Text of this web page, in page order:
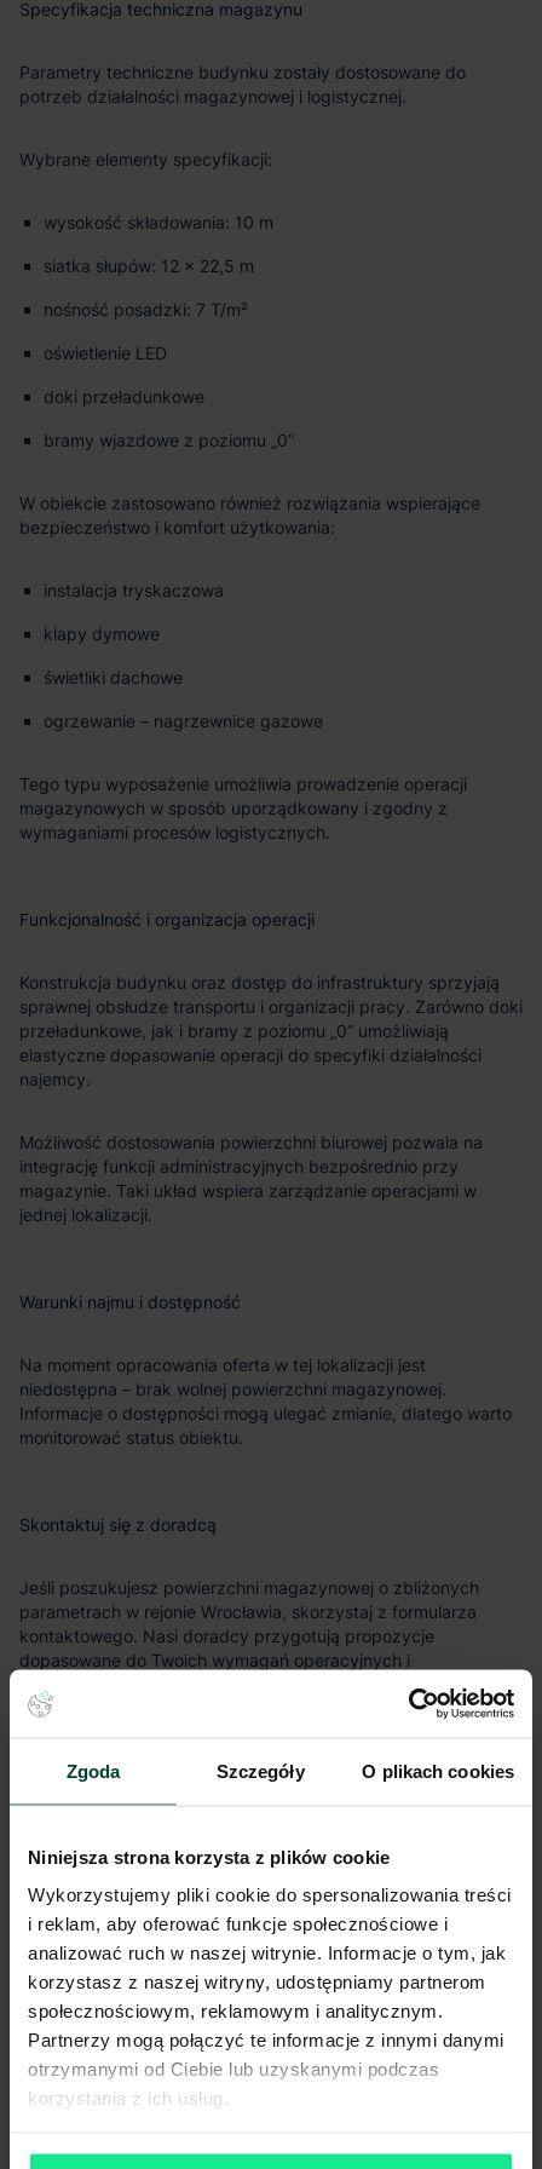
Zgoda Szczegóły O plikach cookies
Niniejsza strona korzysta z plików cookie
Wykorzystujemy pliki cookie do spersonalizowania treści
i reklam, aby oferować funkcje społecznościowe i
analizować ruch w naszej witrynie. Informacje o tym, jak
korzystasz z naszej witryny, udostępniamy partnerom
społecznościowym, reklamowym i analitycznym.
Partnerzy mogą połączyć te informacje z innymi danymi
otrzymanymi od Ciebie lub uzyskanymi podczas
korzystania z ich usług.
Specyfikacja techniczna magazynu
Parametry techniczne budynku zostały dostosowane do
potrzeb działalności magazynowej i logistycznej.
Wybrane elementy specyfikacji:
wysokość składowania: 10 m
siatka słupów: 12 x 22,5 m
nośność posadzki: 7 T/m²
oświetlenie LED
doki przeładunkowe
bramy wjazdowe z poziomu „0”
W obiekcie zastosowano również rozwiązania wspierające
bezpieczeństwo i komfort użytkowania:
instalacja tryskaczowa
klapy dymowe
świetliki dachowe
ogrzewanie – nagrzewnice gazowe
Tego typu wyposażenie umożliwia prowadzenie operacji
magazynowych w sposób uporządkowany i zgodny z
wymaganiami procesów logistycznych.
Funkcjonalność i organizacja operacji
Konstrukcja budynku oraz dostęp do infrastruktury sprzyjają
sprawnej obsłudze transportu i organizacji pracy. Zarówno doki
przeładunkowe, jak i bramy z poziomu „0” umożliwiają
elastyczne dopasowanie operacji do specyfiki działalności
najemcy.
Możliwość dostosowania powierzchni biurowej pozwala na
integrację funkcji administracyjnych bezpośrednio przy
magazynie. Taki układ wspiera zarządzanie operacjami w
jednej lokalizacji.
Warunki najmu i dostępność
Na moment opracowania oferta w tej lokalizacji jest
niedostępna – brak wolnej powierzchni magazynowej.
Informacje o dostępności mogą ulegać zmianie, dlatego warto
monitorować status obiektu.
Skontaktuj się z doradcą
Jeśli poszukujesz powierzchni magazynowej o zbliżonych
parametrach w rejonie Wrocławia, skorzystaj z formularza
kontaktowego. Nasi doradcy przygotują propozycje
dopasowane do Twoich wymagań operacyjnych i
Budynek
Dostępność Niedostępny
Status budynku Istniejący
Całkowita pow. 23 911 m²
Dostępna powierzchnia -